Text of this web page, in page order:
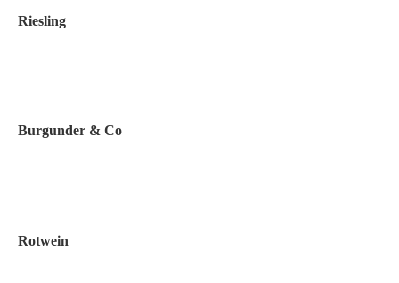
Riesling
Burgunder & Co
Rotwein